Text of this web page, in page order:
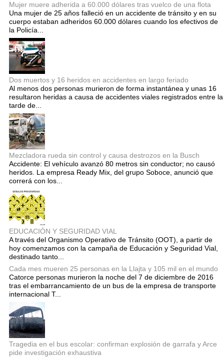
Mujer muere adherida a 60.000 dólares tras vuelco de una flota
Una mujer de 25 años falleció en un accidente de tránsito y en su
cuerpo estaban adheridos 60.000 dólares cuando los efectivos de
la Policía...
Dos muertos y 16 heridos en accidentes en largo feriado
Al menos dos personas murieron de forma instantánea y unas 16
resultaron heridas a causa de accidentes viales registrados entre la
tarde de...
Mezcladora rueda sin control y causa destrozos en la Busch
Accidente: El vehículo avanzó 80 metros sin conductor; no causó
heridos. La empresa Ready Mix, del grupo Soboce, anunció que
correrá con los...
EDUCACIÓN Y SEGURIDAD VIAL
A través del Organismo Operativo de Tránsito (OOT), a partir de
hoy comenzamos con la campaña de Educación y Seguridad Vial,
destinado tanto...
Cada mes mueren 25 personas en la Llajta y 105 mil en el mundo
Catorce personas murieron la noche del 7 de diciembre de 2016
tras el embarrancamiento de un bus de la empresa de transporte
internacional T...
Tragedia en el bus escolar: confirman explosión de garrafa y Arce
pide investigación exhaustiva